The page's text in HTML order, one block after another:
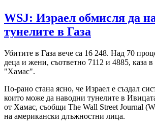
WSJ: Израел обмисля да
тунелите в Газа
Убитите в Газа вече са 16 248. Над 70
деца и жени, съответно 7112 и 4885, каза
"Хамас".
По-рано стана ясно, че Израел е създал
които може да наводни тунелите в
от Хамас, съобщи The Wall Street Journal
на американски длъжностни лица.